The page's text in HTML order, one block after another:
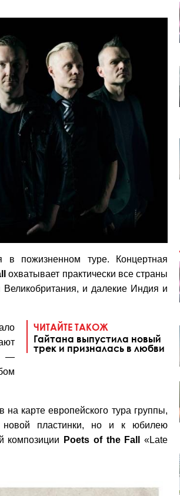
в пожизненном туре. Концертная
охватывает практически все страны
и далекие Индия и
ЧИТАЙТЕ ТАКОЖ
Гайтана выпустила новый
трек и призналась в любви
—
на карте европейского тура группы,
новой пластинки, но и к юбилею
композиции
Poets of the Fall
«Late